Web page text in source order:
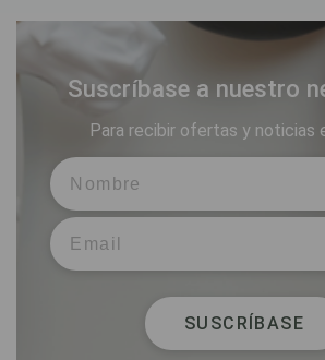
Suscríbase a nuestro
Para recibir ofertas y noticias
SUSCRÍBASE